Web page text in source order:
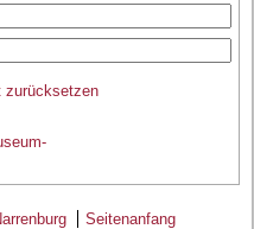
zurücksetzen
Seitenanfang